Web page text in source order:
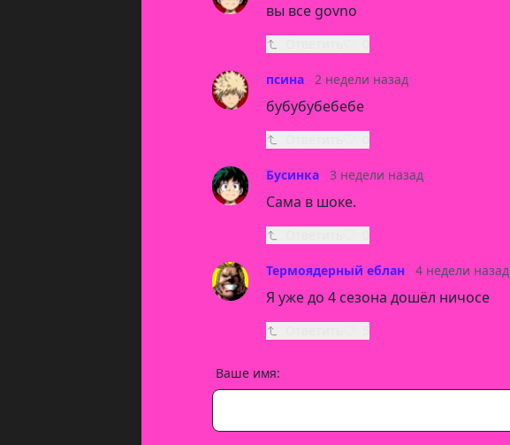
вы все govno
псина 2 недели назад
бубубубебебе
Бусинка 3 недели назад
Сама в шоке.
Термоядерный еблан 4 недели назад
Я уже до 4 сезона дошëл ничосе
Ваше имя: